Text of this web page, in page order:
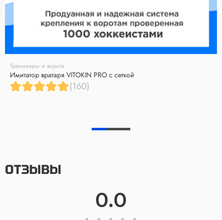
Тренажеры и ворота
Имитатор вратаря VITOKIN PRO с сеткой
(160)
ОТЗЫВЫ
0.0